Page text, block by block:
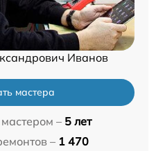
Иванов
мастера
– 5 лет
– 1 470